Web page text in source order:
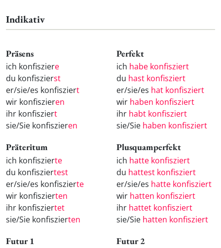
Indikativ
Präsens
ich konfisziere
du konfiszierst
er/sie/es konfisziert
wir konfiszieren
ihr konfisziert
sie/Sie konfiszieren
Perfekt
ich habe konfisziert
du hast konfisziert
er/sie/es hat konfisziert
wir haben konfisziert
ihr habt konfisziert
sie/Sie haben konfisziert
Präteritum
ich konfiszierte
du konfisziertest
er/sie/es konfiszierte
wir konfiszierten
ihr konfisziertet
sie/Sie konfiszierten
Plusquamperfekt
ich hatte konfisziert
du hattest konfisziert
er/sie/es hatte konfisziert
wir hatten konfisziert
ihr hattet konfisziert
sie/Sie hatten konfisziert
Futur 1 Futur 2